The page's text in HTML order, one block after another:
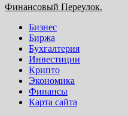
Основное
Финансовый Переулок.
Бизнес
Биржа
Бухгалтерия
Инвестиции
Крипто
Экономика
Финансы
Карта сайта